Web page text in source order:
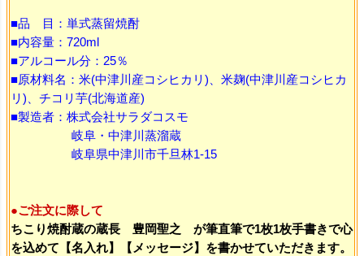
■品 目：単式蒸留焼酎
■内容量：720ml
■アルコール分：25％
■原材料名：米(中津川産コシヒカリ)、米麹(中津川産コシヒカ
リ)、チコリ芋(北海道産)
■製造者：株式会社サラダコスモ
岐阜・中津川蒸溜蔵
岐阜県中津川市千旦林1-15
●ご注文に際して
ちこり焼酎蔵の蔵長 豊岡聖之 が筆直筆で1枚1枚手書きで心
を込めて【名入れ】【メッセージ】を書かせていただきます。